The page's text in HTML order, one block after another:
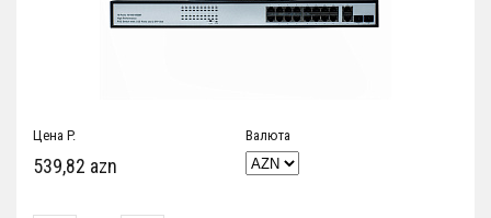
Цена P.
539,82 azn
Валюта